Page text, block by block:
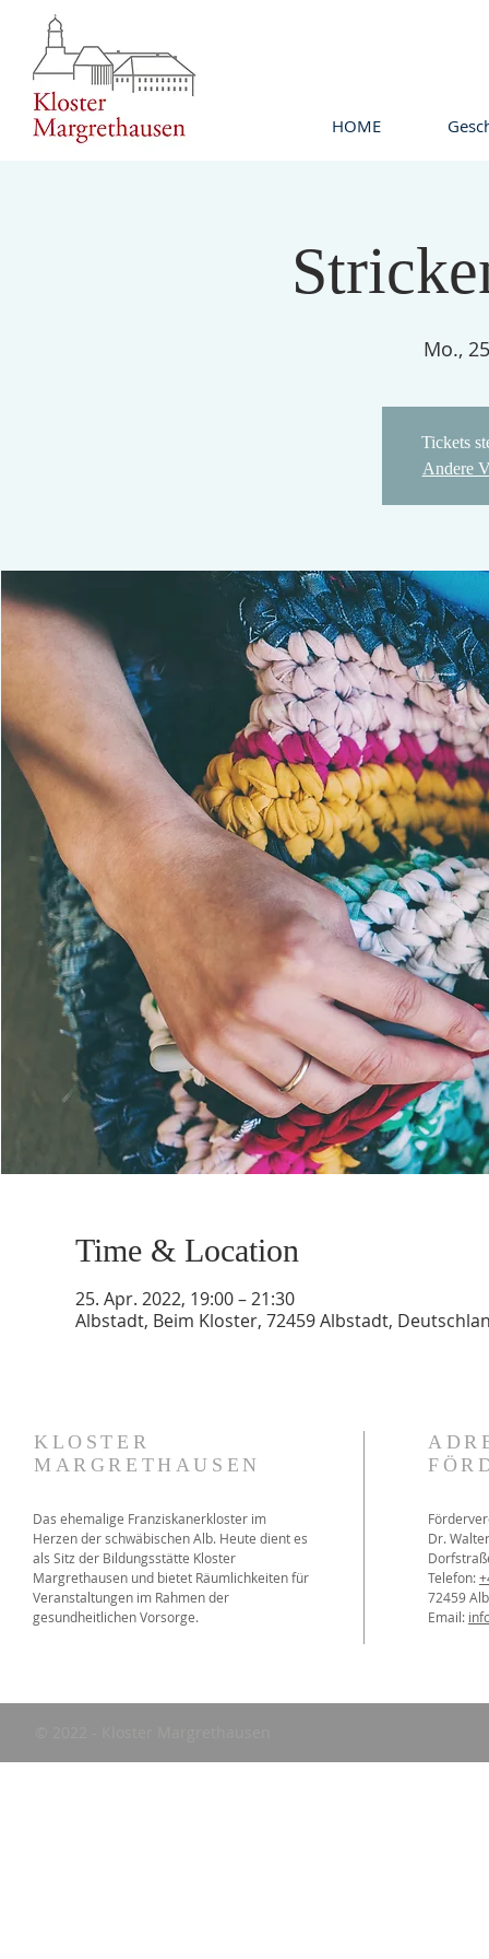
HOME
Mo.,
Tickets
Andere
Time & Location
25. Apr. 2022, 19:00 – 21:30
Albstadt, Beim Kloster, 72459 Albstadt,
KLOSTER
MARGRETHAUSEN
Das ehemalige Franziskanerkloster im
Herzen der schwäbischen Alb. Heute dient es
als Sitz der Bildungsstätte Kloster
Margrethausen und bietet Räumlichkeiten für
Veranstaltungen im Rahmen der
gesundheitlichen Vorsorge.
Dr.
Telefon:
72459
Email: